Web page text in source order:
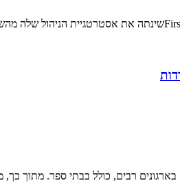
רבים, כולל בבתי ספר. מתוך